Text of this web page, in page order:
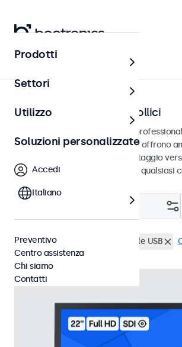
Home
Monitor SDI da 12 a 22 pollici
Monitor SDI progettati per uso
continuativo. Questi monitor SDI offrono
configurazione e opzioni di montaggio
loro di integrarsi perfettamente qualsiasi
BNC (SDI) Lettore multimediale USB
Prodotti
Settori
Utilizzo
Soluzioni personalizzate
Accedi
Italiano
Preventivo
Centro assistenza
Chi siamo
Contatti